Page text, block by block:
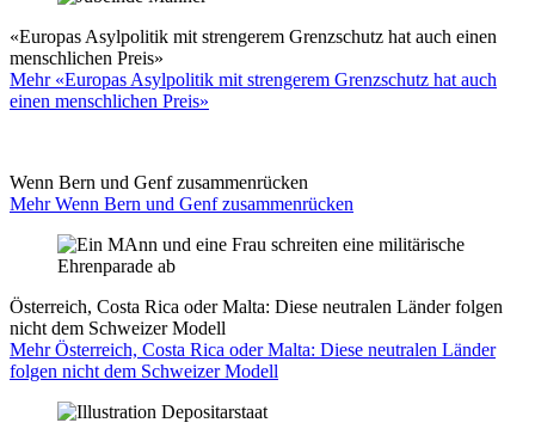
«Europas Asylpolitik mit strengerem Grenzschutz hat auch einen
menschlichen Preis»
Mehr «Europas Asylpolitik mit strengerem Grenzschutz hat auch
einen menschlichen Preis»
Wenn Bern und Genf zusammenrücken
Mehr Wenn Bern und Genf zusammenrücken
Österreich, Costa Rica oder Malta: Diese neutralen Länder folgen
nicht dem Schweizer Modell
Mehr Österreich, Costa Rica oder Malta: Diese neutralen Länder
folgen nicht dem Schweizer Modell